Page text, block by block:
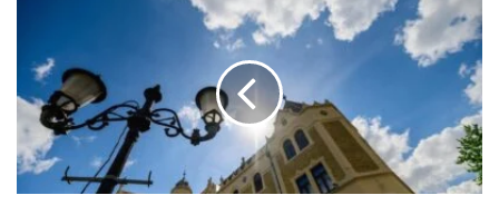
fokozódik
a
kánikula
Kecskeméten,
a
Generál